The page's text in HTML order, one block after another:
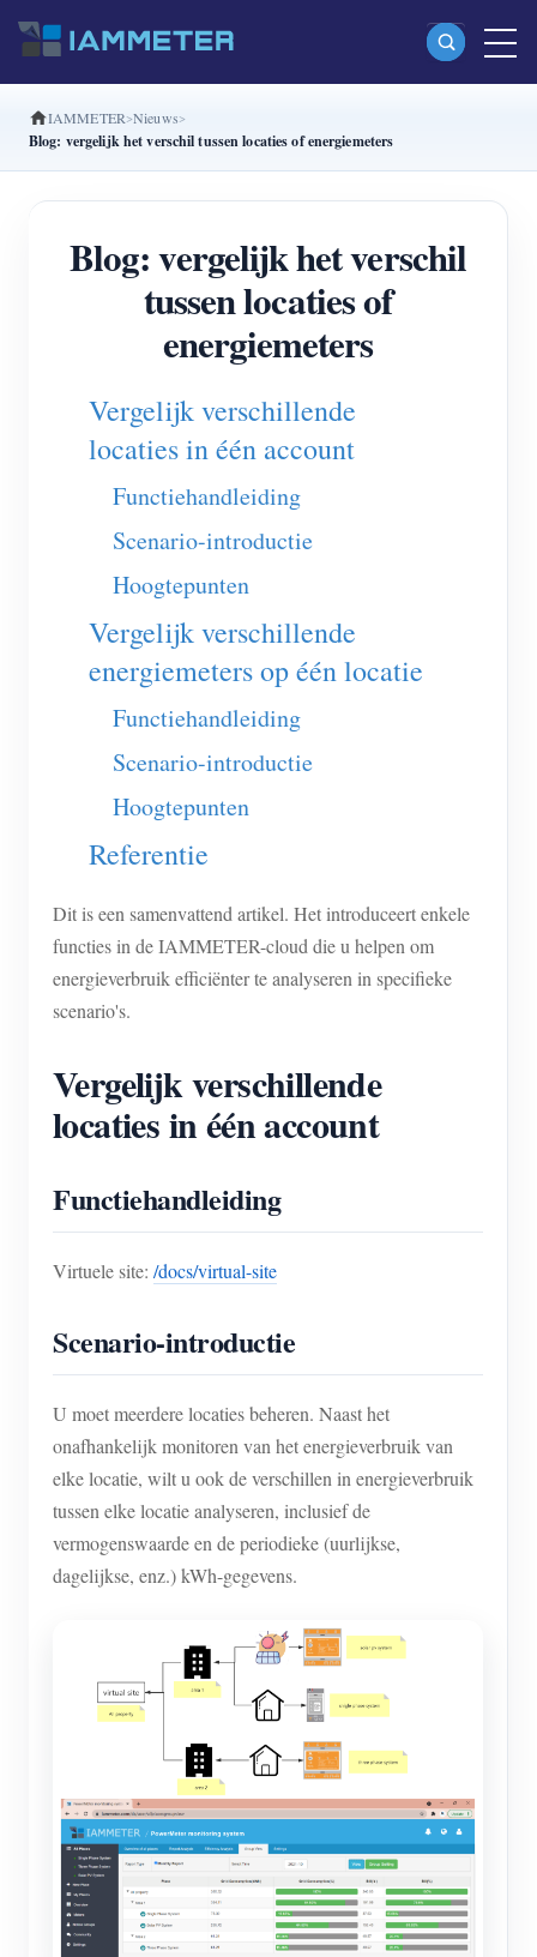
Producten
Driefasige Wi-Fi-energiemeter (WEM3080T)
Driefasige Wi-Fi-energiemeter (WEM3046T)
Driefasige Wi-Fi-energiemeter (WEM3050T)
WiFi-vermogenscontroller
IAMMETER Cloud Pro
Self-hostingservice
EV-lader
IAMMETER-simulator
Virtuele meter
Energievoorspellings- en simulatiesysteem
Toepassingen
Monitor voor elektriciteitsverbruik
Domotica
Documentatie
Tutorialvideo
FAQ
Blogs
Contributorprogramma
Contributor Center
Forum
App Store
PV-ranglijst
Oplossingen
Contact
IAMMETER Nieuws
Blog: vergelijk het verschil tussen locaties of energiemeters
Blog: vergelijk het verschil
tussen locaties of
energiemeters
Vergelijk verschillende
locaties in één account
Functiehandleiding
Scenario-introductie
Hoogtepunten
Vergelijk verschillende
energiemeters op één locatie
Functiehandleiding
Scenario-introductie
Hoogtepunten
Referentie
Dit is een samenvattend artikel. Het introduceert enkele
functies in de IAMMETER-cloud die u helpen om
energieverbruik efficiënter te analyseren in specifieke
scenario's.
Vergelijk verschillende
locaties in één account
Functiehandleiding
Virtuele site: /docs/virtual-site
Scenario-introductie
U moet meerdere locaties beheren. Naast het
onafhankelijk monitoren van het energieverbruik van
elke locatie, wilt u ook de verschillen in energieverbruik
tussen elke locatie analyseren, inclusief de
vermogenswaarde en de periodieke (uurlijkse,
dagelijkse, enz.) kWh-gegevens.